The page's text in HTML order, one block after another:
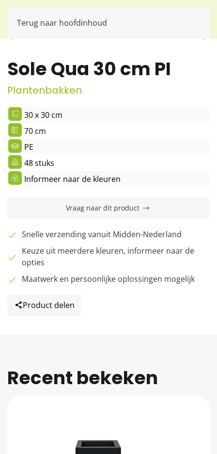
Terug naar hoofdinhoud
Sole Qua 30 cm PI
Plantenbakken
30 x 30 cm
70 cm
PE
48 stuks
Informeer naar de kleuren
Vraag naar dit product
Snelle verzending vanuit Midden-Nederland
Keuze uit meerdere kleuren, informeer naar de
opties
Maatwerk en persoonlijke oplossingen mogelijk
Product delen
Recent bekeken